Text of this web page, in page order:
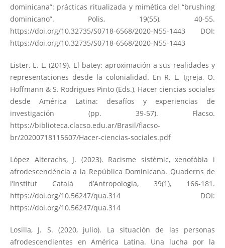
dominicana”: prácticas ritualizada y mimética del “brushing
dominicano”. Polis, 19(55), 40-55.
https://doi.org/10.32735/S0718-6568/2020-N55-1443 DOI:
https://doi.org/10.32735/S0718-6568/2020-N55-1443
Lister, E. L. (2019). El batey: aproximación a sus realidades y
representaciones desde la colonialidad. En R. L. Igreja, O.
Hoffmann & S. Rodrigues Pinto (Eds.), Hacer ciencias sociales
desde América Latina: desafíos y experiencias de
investigación (pp. 39-57). Flacso.
https://biblioteca.clacso.edu.ar/Brasil/flacso-
br/20200718115607/Hacer-ciencias-sociales.pdf
López Alterachs, J. (2023). Racisme sistèmic, xenofòbia i
afrodescendència a la República Dominicana. Quaderns de
l’Institut Català d’Antropologia, 39(1), 166-181.
https://doi.org/10.56247/qua.314DOI:
https://doi.org/10.56247/qua.314
Losilla, J. S. (2020, julio). La situación de las personas
afrodescendientes en América Latina. Una lucha por la